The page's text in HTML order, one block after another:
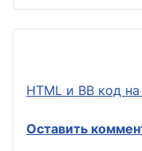
HTML и BB код
Оставить